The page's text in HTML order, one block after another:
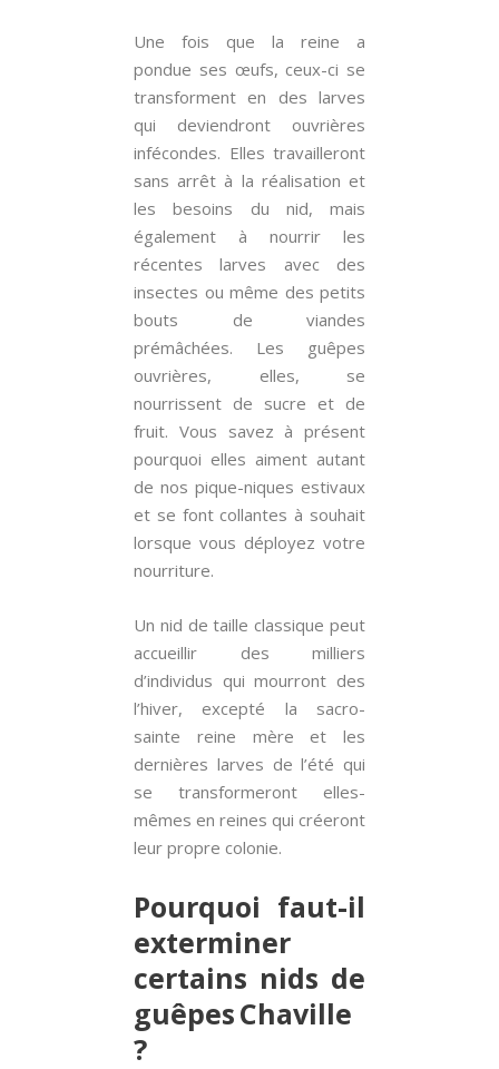
Une fois que la reine a
pondue ses œufs, ceux-ci se
transforment en des larves
qui deviendront ouvrières
infécondes. Elles travailleront
sans arrêt à la réalisation et
les besoins du nid, mais
également à nourrir les
récentes larves avec des
insectes ou même des petits
bouts de viandes
prémâchées. Les guêpes
ouvrières, elles, se
nourrissent de sucre et de
fruit. Vous savez à présent
pourquoi elles aiment autant
de nos pique-niques estivaux
et se font collantes à souhait
lorsque vous déployez votre
nourriture.
Un nid de taille classique peut
accueillir des milliers
d’individus qui mourront des
l’hiver, excepté la sacro-
sainte reine mère et les
dernières larves de l’été qui
se transformeront elles-
mêmes en reines qui créeront
leur propre colonie.
Pourquoi faut-il
exterminer
certains nids de
guêpes Chaville
?